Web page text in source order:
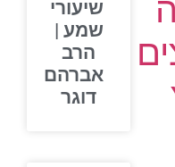
שיעורי
שמע |
הרב
אברהם
דוגר